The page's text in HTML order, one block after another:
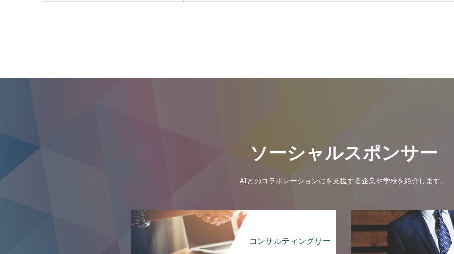
ソーシャルスポンサー
AIとのコラボレーションにを支援する企業や学校を紹介します。
コンサルティングサー